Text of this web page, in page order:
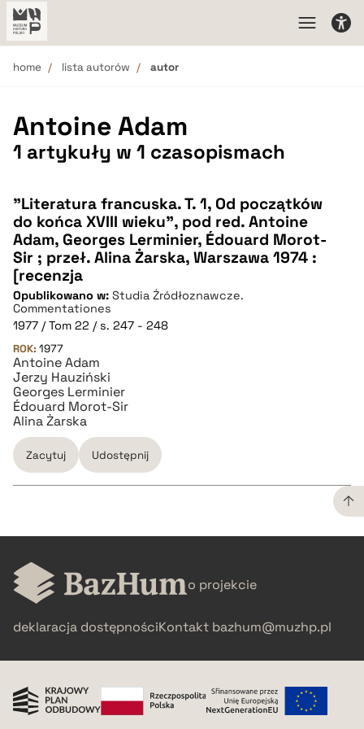
home lista autorów autor
Antoine Adam
1 artykuły w 1 czasopismach
"Literatura francuska. T. 1, Od początków
do końca XVIII wieku", pod red. Antoine
Adam, Georges Lerminier, Édouard Morot-
Sir ; przeł. Alina Żarska, Warszawa 1974 :
[recenzja
Opublikowano w: Studia Źródłoznawcze.
Commentationes
1977 / Tom 22 / s. 247 - 248
ROK: 1977
Antoine Adam
Jerzy Hauziński
Georges Lerminier
Édouard Morot-Sir
Alina Żarska
Zacytuj Udostępnij
CZYSTY TEKST
pobierz cytat
BIBTEX
o projekcie
deklaracja dostępnościKontakt bazhum@muzhp.pl